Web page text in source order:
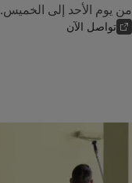
من يوم الأحد إلى الخميس.
تواصل الآن